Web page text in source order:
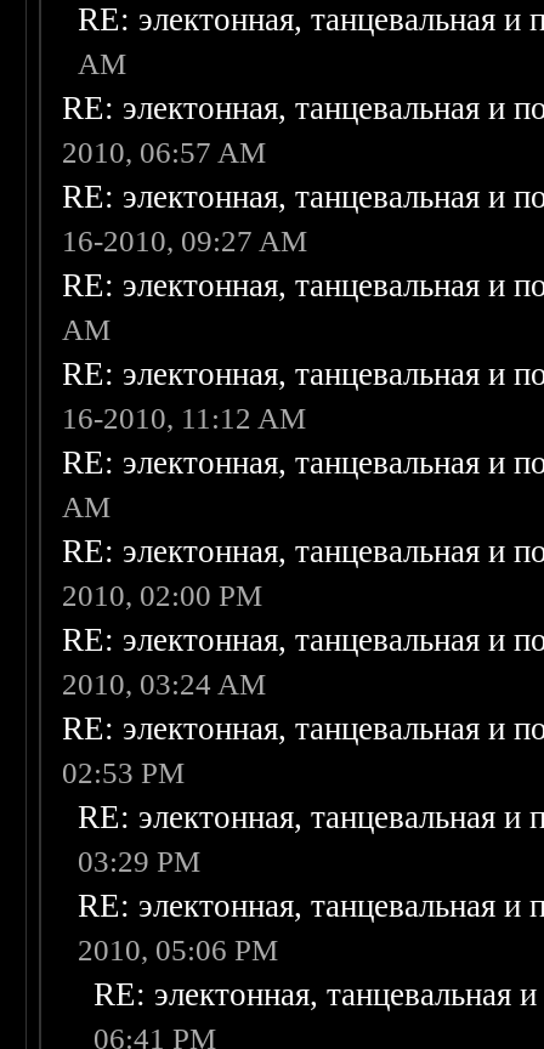
RE: электонная, танцевальная и
AM
RE: электонная, танцевальная и
2010, 06:57 AM
RE: электонная, танцевальная и
16-2010, 09:27 AM
RE: электонная, танцевальная и
AM
RE: электонная, танцевальная и
16-2010, 11:12 AM
RE: электонная, танцевальная и
AM
RE: электонная, танцевальная и
2010, 02:00 PM
RE: электонная, танцевальная и
2010, 03:24 AM
RE: электонная, танцевальная и
02:53 PM
RE: электонная, танцевальная и
03:29 PM
RE: электонная, танцевальная и
2010, 05:06 PM
RE: электонная, танцевальная
06:41 PM